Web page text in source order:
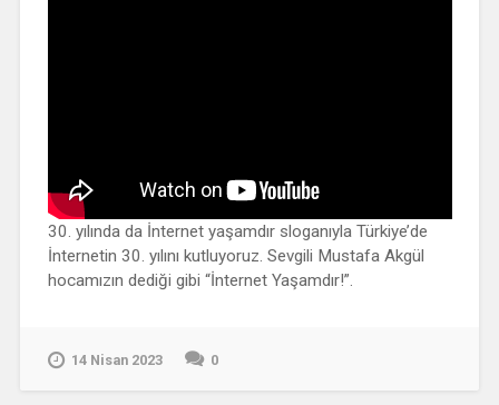
30. yılında da İnternet yaşamdır sloganıyla Türkiye’de
İnternetin 30. yılını kutluyoruz. Sevgili Mustafa Akgül
hocamızın dediği gibi “İnternet Yaşamdır!”.
14 Nisan 2023 0